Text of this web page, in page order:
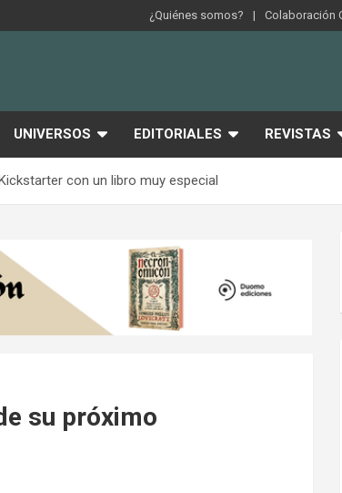
¿Quiénes somos? Colaboración
UNIVERSOS EDITORIALES REVISTAS
con un libro muy especial
su próximo